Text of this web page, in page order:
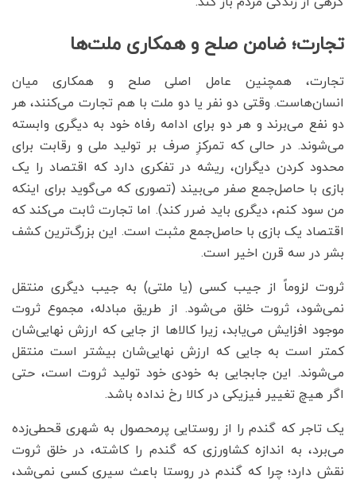
تجارت؛ ضامن صلح و همکاری ملت‌ها
تجارت، همچنین عامل اصلی صلح و همکاری میان
انسان‌هاست. وقتی دو نفر یا دو ملت با هم تجارت می‌کنند، هر
دو نفع می‌برند و هر دو برای ادامه رفاه خود به دیگری وابسته
می‌شوند. در حالی که تمرکزِ صرف بر تولید ملی و رقابت برای
محدود کردن دیگران، ریشه در تفکری دارد که اقتصاد را یک
بازی با حاصل‌جمع صفر می‌بیند (تصوری که می‌گوید برای اینکه
من سود کنم، دیگری باید ضرر کند). اما تجارت ثابت می‌کند که
اقتصاد یک بازی با حاصل‌جمع مثبت است. این بزرگ‌ترین کشف
بشر در سه قرن اخیر است.
ثروت لزوماً از جیب کسی (یا ملتی) به جیب دیگری منتقل
نمی‌شود، ثروت خلق می‌شود. از طریق مبادله، مجموع ثروت
موجود افزایش می‌یابد، زیرا کالاها از جایی که ارزش نهایی‌شان
کمتر است به جایی که ارزش نهایی‌شان بیشتر است منتقل
می‌شوند. این جابجایی به خودی خود تولید ثروت است، حتی
اگر هیچ تغییر فیزیکی در کالا رخ نداده باشد.
یک تاجر که گندم را از روستایی پرمحصول به شهری قحطی‌زده
می‌برد، به اندازه کشاورزی که گندم را کاشته، در خلق ثروت
نقش دارد؛ چرا که گندم در روستا باعث سیری کسی نمی‌شد،